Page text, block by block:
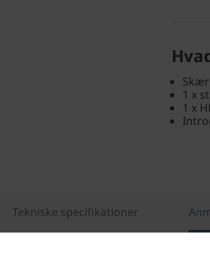
1 x
1 x
Tekniske specifikationer